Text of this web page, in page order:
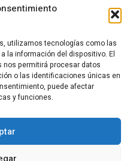
utilizamos tecnologías como las
la información del dispositivo. El
permitirá procesar datos
o las identificaciones únicas en
puede afectar
y funciones.